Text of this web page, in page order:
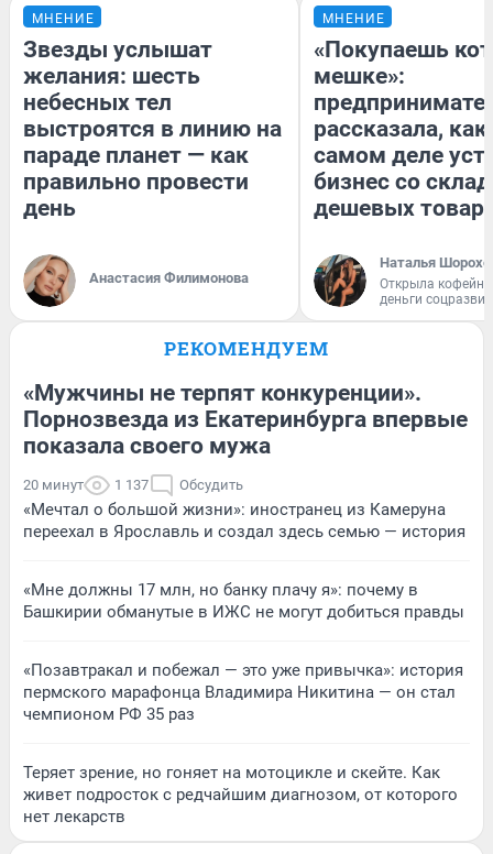
МНЕНИЕ
Звезды услышат
желания: шесть
небесных тел
выстроятся в линию на
параде планет — как
правильно провести
день
Анастасия Филимонова
МНЕНИЕ
«Покупаешь
мешке»:
рассказала, как
самом деле
бизнес со
дешевых
Наталья
Открыла
деньги
РЕКОМЕНДУЕМ
«Мужчины не терпят конкуренции».
Порнозвезда из Екатеринбурга впервые
показала своего мужа
20 минут 1 137 Обсудить
«Мечтал о большой жизни»: иностранец из Камеруна
переехал в Ярославль и создал здесь семью — история
«Мне должны 17 млн, но банку плачу я»: почему в
Башкирии обманутые в ИЖС не могут добиться правды
«Позавтракал и побежал — это уже привычка»: история
пермского марафонца Владимира Никитина — он стал
чемпионом РФ 35 раз
Теряет зрение, но гоняет на мотоцикле и скейте. Как
живет подросток с редчайшим диагнозом, от которого
нет лекарств